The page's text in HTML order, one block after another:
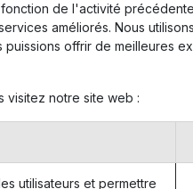
de l'activité
améliorés. Nous
offrir de meilleures
visitez notre site web :
utilisateurs et permettre